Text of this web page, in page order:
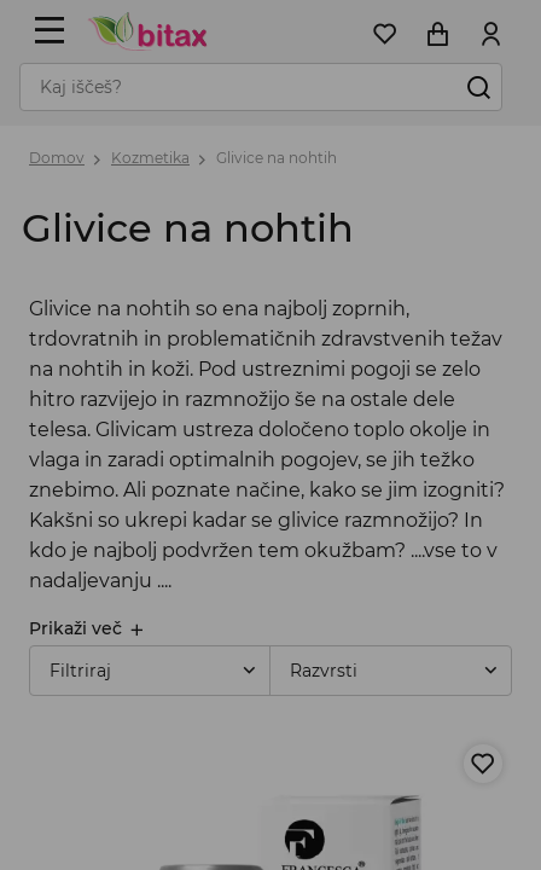
Domov Kozmetika Glivice na nohtih
Glivice na nohtih
Glivice na nohtih so ena najbolj zoprnih,
trdovratnih in problematičnih zdravstvenih težav
na nohtih in koži. Pod ustreznimi pogoji se zelo
hitro razvijejo in razmnožijo še na ostale dele
telesa. Glivicam ustreza določeno toplo okolje in
vlaga in zaradi optimalnih pogojev, se jih težko
znebimo. Ali poznate načine, kako se jim izogniti?
Kakšni so ukrepi kadar se glivice razmnožijo? In
kdo je najbolj podvržen tem okužbam? ....vse to v
nadaljevanju ....
Prikaži več
Filtriraj
Razvrsti